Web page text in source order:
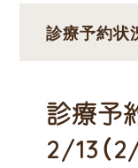
診療予約状
診療
2/13（